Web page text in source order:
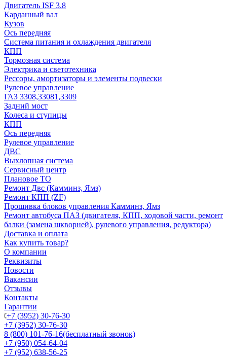
Двигатель ISF 3.8
Карданный вал
Кузов
Ось передняя
Система питания и охлаждения двигателя
КПП
Тормозная система
Электрика и светотехника
Рессоры, амортизаторы и элементы подвески
Рулевое управление
ГАЗ 3308,33081,3309
Задний мост
Колеса и ступицы
КПП
Ось передняя
Рулевое управление
ДВС
Выхлопная система
Сервисный центр
Плановое ТО
Ремонт Двс (Камминз, Ямз)
Ремонт КПП (ZF)
Прошивка блоков управления Камминз, Ямз
Ремонт автобуса ПАЗ (двигателя, КПП, ходовой части, ремонт
балки (замена шкворней), рулевого управления, редуктора)
Доставка и оплата
Как купить товар?
О компании
Реквизиты
Новости
Вакансии
Отзывы
Контакты
Гарантии
+7 (3952) 30-76-30
+7 (3952) 30-76-30
8 (800) 101-76-16(бесплатный звонок)
+7 (950) 054-64-04
+7 (952) 638-56-25